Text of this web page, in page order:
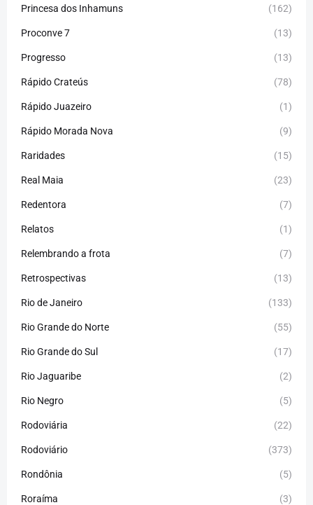
Princesa dos Inhamuns (162)
Proconve 7 (13)
Progresso (13)
Rápido Crateús (78)
Rápido Juazeiro (1)
Rápido Morada Nova (9)
Raridades (15)
Real Maia (23)
Redentora (7)
Relatos (1)
Relembrando a frota (7)
Retrospectivas (13)
Rio de Janeiro (133)
Rio Grande do Norte (55)
Rio Grande do Sul (17)
Rio Jaguaribe (2)
Rio Negro (5)
Rodoviária (22)
Rodoviário (373)
Rondônia (5)
Roraíma (3)